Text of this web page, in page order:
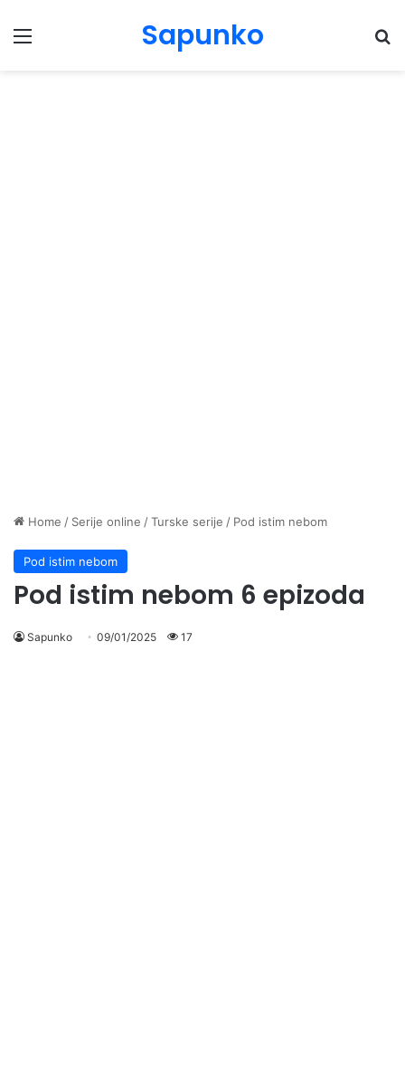
Menu Sapunko
Home / Serije online /Turske serije / Pod istim nebom
Pod istim nebom
Pod istim nebom 6 epizoda
Sapunko 09/01/2025 17